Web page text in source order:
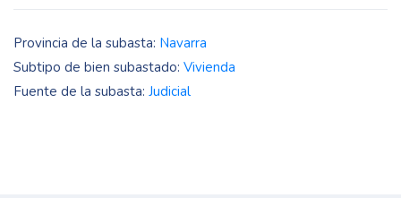
Provincia de la subasta: Navarra
Subtipo de bien subastado: Vivienda
Fuente de la subasta: Judicial